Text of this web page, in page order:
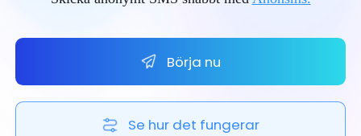
Svenska Norsk
Čeština Dansk
Börja nu
Se hur det fungerar